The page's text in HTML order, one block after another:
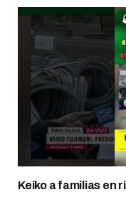
Keiko a familias en